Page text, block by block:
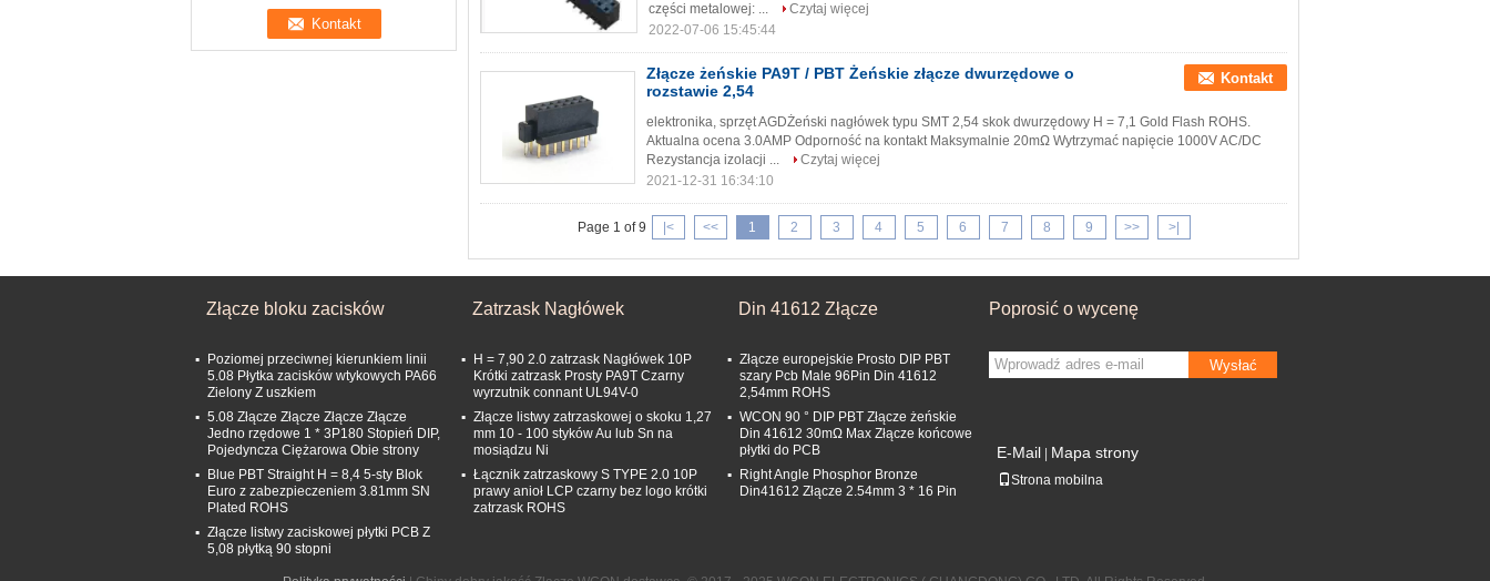
części metalowej: ...
Czytaj więcej
2022-07-06 15:45:44
Złącze żeńskie PA9T / PBT Żeńskie złącze dwurzędowe o
rozstawie 2,54
Kontakt
elektronika, sprzęt AGDŻeński nagłówek typu SMT 2,54 skok dwurzędowy H = 7,1 Gold Flash ROHS.
Aktualna ocena 3.0AMP Odporność na kontakt Maksymalnie 20mΩ Wytrzymać napięcie 1000V AC/DC
Rezystancja izolacji ...
Czytaj więcej
2021-12-31 16:34:10
Page 1 of 9 |< << 1 2 3 4 5 6 7 8 9 >> >|
Złącze bloku zacisków
Poziomej przeciwnej kierunkiem linii
5.08 Płytka zacisków wtykowych PA66
Zielony Z uszkiem
5.08 Złącze Złącze Złącze Złącze
Jedno rzędowe 1 * 3P180 Stopień DIP,
Pojedyncza Ciężarowa Obie strony
Blue PBT Straight H = 8,4 5-sty Blok
Euro z zabezpieczeniem 3.81mm SN
Plated ROHS
Złącze listwy zaciskowej płytki PCB Z
5,08 płytką 90 stopni
Zatrzask Nagłówek
H = 7,90 2.0 zatrzask Nagłówek 10P
Krótki zatrzask Prosty PA9T Czarny
wyrzutnik connant UL94V-0
Złącze listwy zatrzaskowej o skoku 1,27
mm 10 - 100 styków Au lub Sn na
mosiądzu Ni
Łącznik zatrzaskowy S TYPE 2.0 10P
prawy anioł LCP czarny bez logo krótki
zatrzask ROHS
Din 41612 Złącze
Złącze europejskie Prosto DIP PBT
szary Pcb Male 96Pin Din 41612
2,54mm ROHS
WCON 90 ° DIP PBT Złącze żeńskie
Din 41612 30mΩ Max Złącze końcowe
płytki do PCB
Right Angle Phosphor Bronze
Din41612 Złącze 2.54mm 3 * 16 Pin
Poprosić o wycenę
Wysłać
E-Mail Mapa strony
Strona mobilna